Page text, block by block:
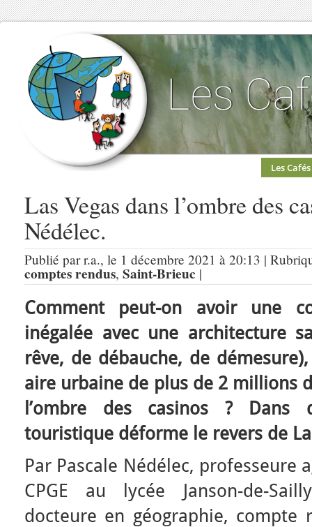
Les Cafés
Las Vegas dans l’ombre des
Nédélec.
Publié par r.a., le 1 décembre 2021 à 20:13 |
comptes rendus, Saint-Brieuc |
Comment peut-on avoir une
inégalée avec une architecture
rêve, de débauche, de
aire urbaine de plus de 2 millions
l’ombre des casinos ? Dans
touristique déforme le revers de
Par Pascale Nédélec, professeure
CPGE au lycée Janson-de-
docteure en géographie, compte